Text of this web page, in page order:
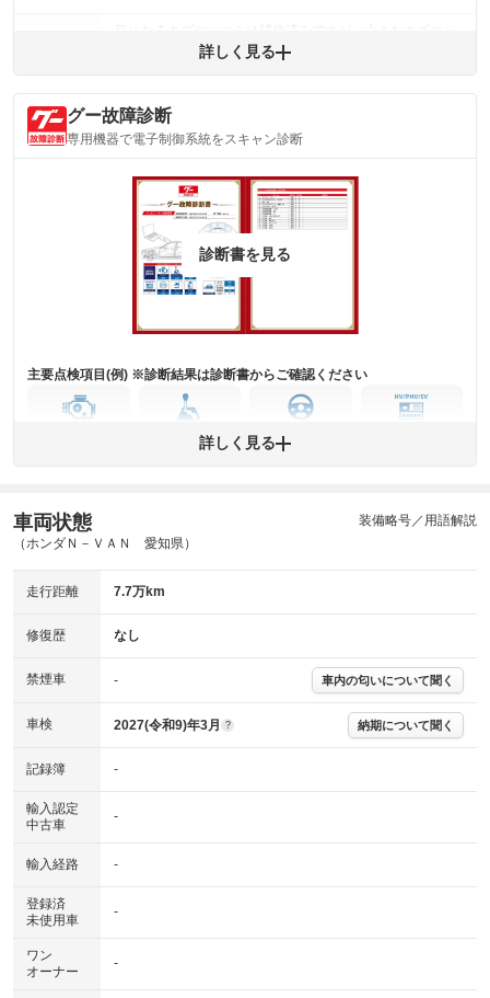
コミが残っています。
内装
(内装状態)
気になる汚れ等が、部分的にあります。
詳細は鑑定書をご確認ください。
※グー鑑定は保証サービスではございません。購入時は必ず現車をご確認
※実際にお渡しするコンディションチェックシートにつきましては、形式
※グー鑑定の評価はあくまでも記載している鑑定日の鑑定結果となりま
詳しく見る
グー故障診断
専用機器で電子制御系統をスキャン診断
診断書を見る
主要点検項目(例) ※診断結果は診断書からご確認ください
ミッション
ステアリング
ABS その他
※グー故障診断は保証サービスではございません。購入時は必ず現車をご
※実際にお渡しする故障診断書につきましては、形式および表示項目が異
※グー故障診断書はあくまでも実施時点での診断結果となります。将来に
わたり車両状態を担保するものではありませんので、車両情報等の詳細は
詳しく見る
車両状態
（ホンダＮ－ＶＡＮ 愛知県）
装備略号／用語解説
走行距離 7.7万km
修復歴 なし
禁煙車 - 車内の匂いについて聞く
車検 2027(令和9)年3月 ? 納期について聞く
記録簿 -
輸入認定
中古車
-
輸入経路 -
登録済
未使用車
-
ワン
オーナー
-